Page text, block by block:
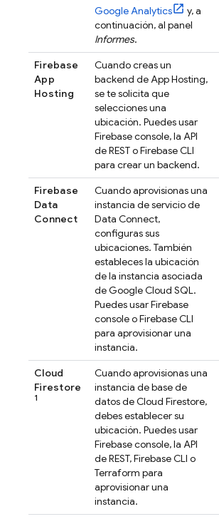
Google Analytics
y, a
continuación, al panel
Informes.
Firebase
App
Hosting
Cuando creas un
backend deApp Hosting,
se te solicita que
selecciones una
ubicación. Puedes usar
Firebaseconsole, la API
de REST oFirebaseCLI
para crear un backend.
Firebase
Data
Connect
Cuando aprovisionas una
instancia de servicio de
Data Connect,
configuras sus
ubicaciones. También
estableces la ubicación
de la instancia asociada
deGoogle Cloud SQL.
Puedes usarFirebase
console oFirebaseCLI
para aprovisionar una
instancia.
Cloud
Firestore
1
Cuando aprovisionas una
instancia de base de
datos deCloud Firestore,
debes establecer su
ubicación. Puedes usar
Firebaseconsole, la API
de REST,FirebaseCLI o
Terraform para
aprovisionar una
instancia.